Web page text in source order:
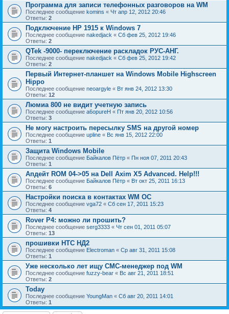
Программа для записи телефонных разговоров на WM
Последнее сообщение komins « Чт апр 12, 2012 20:46
Ответы: 2
Подключение HP 1915 к Windows 7
Последнее сообщение nakedjack « Сб фев 25, 2012 19:46
Ответы: 2
QTek -9000- переключение раскладок РУС-АНГ.
Последнее сообщение nakedjack « Сб фев 25, 2012 19:42
Ответы: 2
Первый Интернет-планшет на Windows Mobile Highscreen
Hippo
Последнее сообщение neoargyle « Вт янв 24, 2012 13:30
Ответы: 12
Люмиа 800 не видит учетную запись
Последнее сообщение a6opureH « Пт янв 20, 2012 10:56
Ответы: 3
Не могу настроить пересылку SMS на другой номер
Последнее сообщение upline « Вс янв 15, 2012 22:00
Ответы: 1
Защита Windows Mobile
Последнее сообщение Байкалов Пётр « Пн ноя 07, 2011 20:43
Ответы: 1
Апдейт RОМ 04->05 на Dell Axim X5 Advanced. Help!!!
Последнее сообщение Байкалов Пётр « Вт окт 25, 2011 16:13
Ответы: 6
Настройки поиска в контактах WM ОС
Последнее сообщение vga72 « Сб сен 17, 2011 15:23
Ответы: 4
Rover P4: можно ли прошить?
Последнее сообщение serg3333 « Чт сен 01, 2011 05:07
Ответы: 13
прошивки НТС НД2
Последнее сообщение Electroman « Ср авг 31, 2011 15:08
Ответы: 1
Уже несколько лет ищу СМС-менеджер под WM
Последнее сообщение fuzzy-bear « Вс авг 21, 2011 18:51
Ответы: 2
Today
Последнее сообщение YoungMan « Сб авг 20, 2011 14:01
Ответы: 1